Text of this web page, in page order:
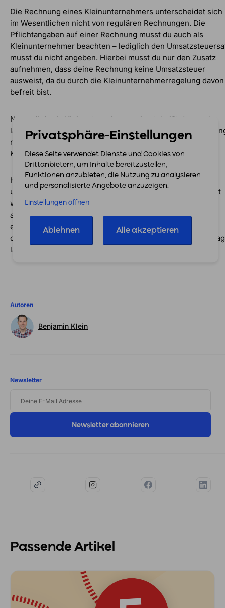
Autoren
Benjamin Klein
Newsletter
ADRESSE
Die Rechnung eines Kleinunternehmers unterscheidet sich
im Wesentlichen nicht von regulären Rechnungen. Die
Pflichtangaben auf einer Rechnung musst du auch als
Kleinunternehmer beachten – lediglich den
musst du nicht angeben. Hierbei musst du nur den Zusatz
aufnehmen, dass deine Rechnung keine Umsatzsteuer
ausweist, da du durch die Kleinunternehmerregelung davon
befreit bist.
Nur weil du als Kleinunternehmer agierst, heißt das noch
lange nicht, dass du dir viel Zeit für die
nehmen kannst. Im Gegenteil, häufig ist gerade als
Kleinunternehmer die Zeit knapp.
Hier kommt easybill für Kleinunternehmer ins Spiel: Mit
unserer cloud-basierten Rechnungssoftware kannst du mit
wenig Aufwand rechtssichere Rechnungen erstellen,
automatisieren, versenden und vieles mehr. Überlasse
easybill die Rechnungsstellung und konzentriere dich auf
dein Unternehmen: Teste die Rechnungssoftware hier 7
lang kostenlos.
Passende Artikel
Privatsphäre-Einstellungen
Diese Seite verwendet Dienste und Cookies von
Drittanbietern, um Inhalte bereitzustellen,
Funktionen anzubieten, die Nutzung zu analysieren
und personalisierte Angebote anzuzeigen.
Einstellungen öffnen
Ablehnen Alle akzeptieren